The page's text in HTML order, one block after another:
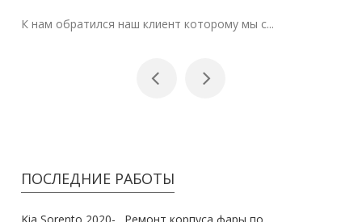
К нам обратился наш клиент которому мы с...
ПОСЛЕДНИЕ РАБОТЫ